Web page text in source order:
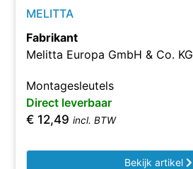
MELITTA
Fabrikant
Melitta Europa GmbH & Co. KG
Montagesleutels
Direct leverbaar
€ 12,49 incl. BTW
Bekijk artikel